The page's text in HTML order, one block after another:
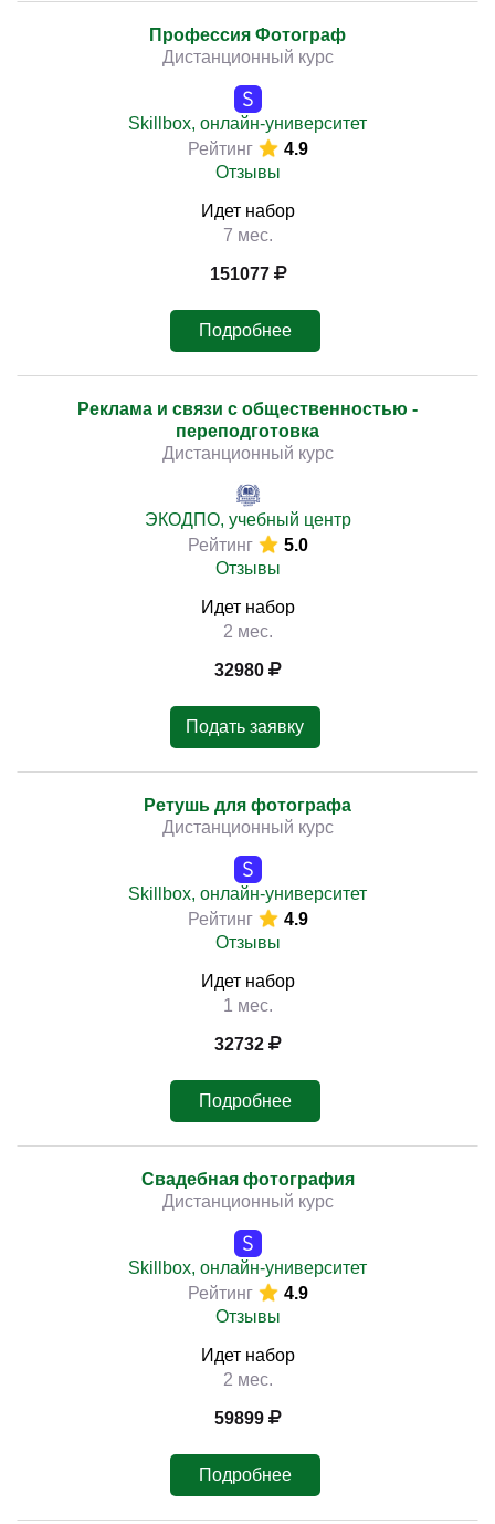
Профессия Фотограф
Дистанционный курс
Skillbox, онлайн-университет
Рейтинг
4.9
Отзывы
Идет набор
7 мес.
151077
Подробнее
Реклама и связи с общественностью -
переподготовка
Дистанционный курс
ЭКОДПО, учебный центр
Рейтинг
5.0
Отзывы
Идет набор
2 мес.
32980
Подать заявку
Ретушь для фотографа
Дистанционный курс
Skillbox, онлайн-университет
Рейтинг
4.9
Отзывы
Идет набор
1 мес.
32732
Подробнее
Свадебная фотография
Дистанционный курс
Skillbox, онлайн-университет
Рейтинг
4.9
Отзывы
Идет набор
2 мес.
59899
Подробнее